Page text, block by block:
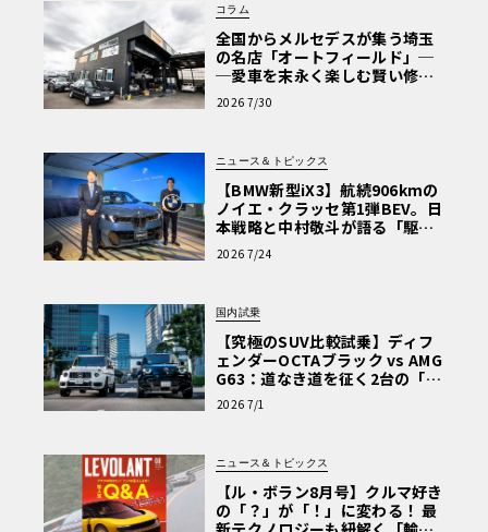
コラム
全国からメルセデスが集う埼玉
の名店「オートフィールド」─
─愛車を末永く楽しむ賢い修理
術と、プロがフックス製オイル
を選ぶ理由〈PR〉
2026 7/30
ニュース＆トピックス
【BMW新型iX3】航続906kmの
ノイエ・クラッセ第1弾BEV。日
本戦略と中村敬斗が語る「駆け
ぬける歓び」
2026 7/24
国内試乗
【究極のSUV比較試乗】ディフ
ェンダーOCTAブラック vs AMG
G63：道なき道を征く2台の「対
極的アプローチ」
2026 7/1
ニュース＆トピックス
【ル・ボラン8月号】クルマ好き
の「？」が「！」に変わる！ 最